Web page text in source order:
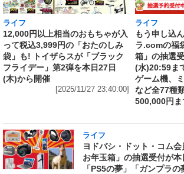
ライフ
12,000円以上相当のおもちゃが入
って税込3,999円の「おたのしみ
袋」も! トイザらスが「ブラック
フライデー」第2弾を本日27日
(木)から開催
[2025/11/27 23:40:00]
ライフ
もう申し込
ラ.comの福
箱」の抽選
(水)20:59ま
ゲーム機、
など全77種
500,000円ま
ライフ
ヨドバシ・ドット・コム
お年玉箱」の抽選受付が
「PS5の夢」「ガンプラ